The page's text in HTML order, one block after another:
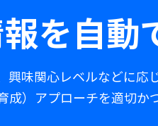
を自動
味関心レベルなどに応
）アプローチを適切か